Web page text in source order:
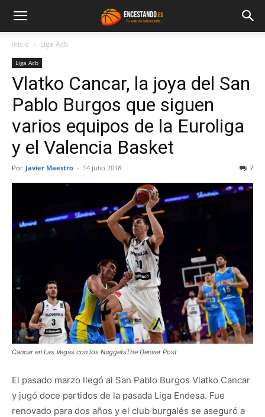
Inicio Liga Acb
Liga Acb
Vlatko Cancar, la joya del San
Pablo Burgos que siguen
varios equipos de la Euroliga
y el Valencia Basket
Por Javier Maestro - 14 julio 2018 7
Cancar en Las Vegas con los NuggetsThe Denver Post
El pasado marzo llegó al San Pablo Burgos Vlatko Cancar
y jugó doce partidos de la pasada Liga Endesa. Fue
renovado para dos años y el club burgalés se aseguró a